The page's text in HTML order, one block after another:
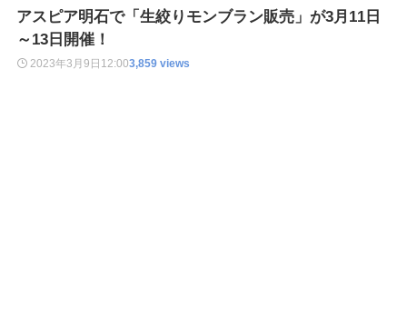
アスピア明石で「生絞りモンブラン販売」が3月11日
～13日開催！
2023年3月9日 12:003,859 views